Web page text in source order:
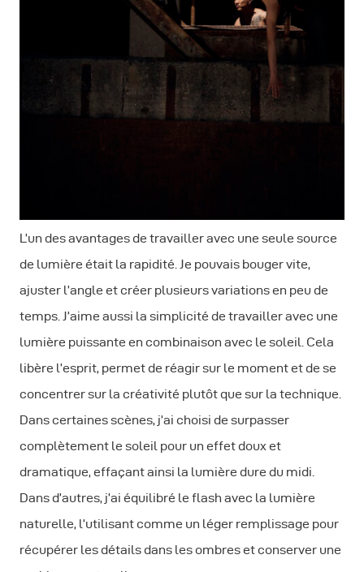
L’un des avantages de travailler avec une seule source
de lumière était la rapidité. Je pouvais bouger vite,
ajuster l’angle et créer plusieurs variations en peu de
temps. J’aime aussi la simplicité de travailler avec une
lumière puissante en combinaison avec le soleil. Cela
libère l’esprit, permet de réagir sur le moment et de se
concentrer sur la créativité plutôt que sur la technique.
Dans certaines scènes, j’ai choisi de surpasser
complètement le soleil pour un effet doux et
dramatique, effaçant ainsi la lumière dure du midi.
Dans d’autres, j’ai équilibré le flash avec la lumière
naturelle, l’utilisant comme un léger remplissage pour
récupérer les détails dans les ombres et conserver une